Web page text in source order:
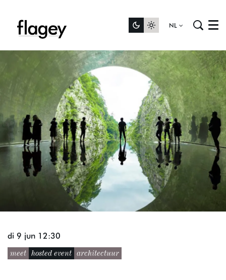
NL Menu
meet hosted event architectuur
di 9 jun 12:30